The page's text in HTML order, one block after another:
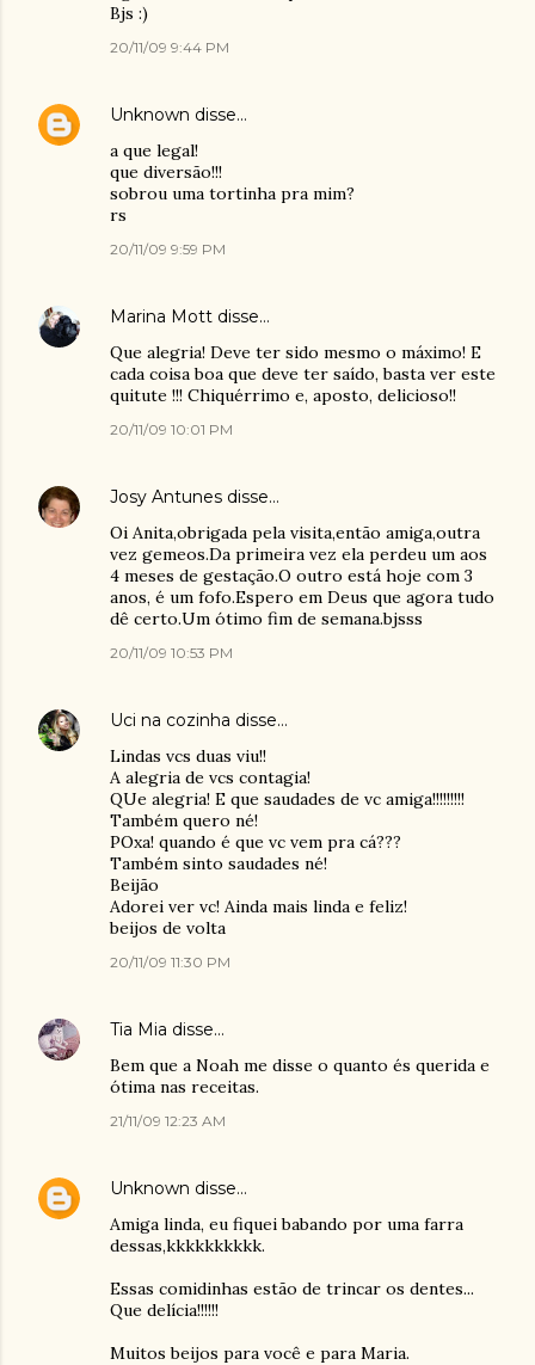
Bjs :)
20/11/09 9:44 PM
Unknown disse…
a que legal!
que diversão!!!
sobrou uma tortinha pra mim?
rs
20/11/09 9:59 PM
Marina Mott disse…
Que alegria! Deve ter sido mesmo o máximo! E
cada coisa boa que deve ter saído, basta ver este
quitute !!! Chiquérrimo e, aposto, delicioso!!
20/11/09 10:01 PM
Josy Antunes disse…
Oi Anita,obrigada pela visita,então amiga,outra
vez gemeos.Da primeira vez ela perdeu um aos
4 meses de gestação.O outro está hoje com 3
anos, é um fofo.Espero em Deus que agora tudo
dê certo.Um ótimo fim de semana.bjsss
20/11/09 10:53 PM
Uci na cozinha disse…
Lindas vcs duas viu!!
A alegria de vcs contagia!
QUe alegria! E que saudades de vc amiga!!!!!!!!!
Também quero né!
POxa! quando é que vc vem pra cá???
Também sinto saudades né!
Beijão
Adorei ver vc! Ainda mais linda e feliz!
beijos de volta
20/11/09 11:30 PM
Tia Mia disse…
Bem que a Noah me disse o quanto és querida e
ótima nas receitas.
21/11/09 12:23 AM
Unknown disse…
Amiga linda, eu fiquei babando por uma farra
dessas,kkkkkkkkkk.
Essas comidinhas estão de trincar os dentes...
Que delícia!!!!!!
Muitos beijos para você e para Maria.